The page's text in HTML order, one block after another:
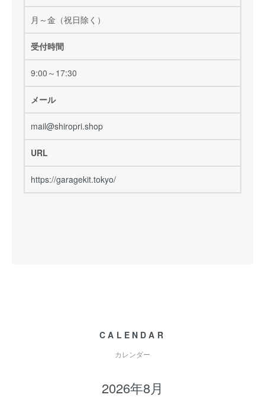
月～金（祝日除く）
受付時間
9:00～17:30
メール
mail@shiropri.shop
URL
https://garagekit.tokyo/
CALENDAR
カレンダー
2026年8月